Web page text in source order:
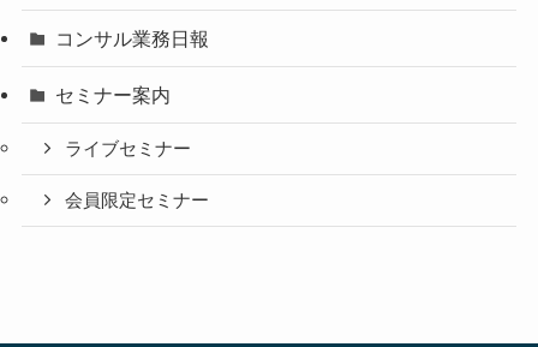
コンサル業務日報
セミナー案内
ライブセミナー
会員限定セミナー